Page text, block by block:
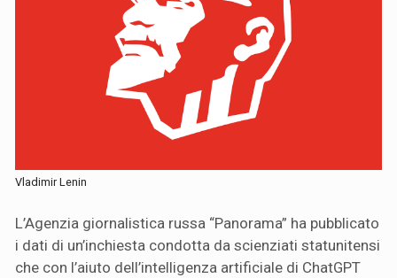
Vladimir Lenin
L’Agenzia giornalistica russa “Panorama” ha pubblicato
i dati di un’inchiesta condotta da scienziati statunitensi
che con l’aiuto dell’intelligenza artificiale di ChatGPT